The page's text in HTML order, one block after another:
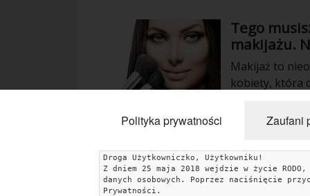
Tego
makijażu.
Makijaż to
kobiety, która
ważne co
wybrać, aby
względem?
KATEGORIE
Polityka prywatności Zaufani
Droga Użytkowniczko, Użytkowniku!
Z dniem 25 maja 2018 wejdzie w życie
danych osobowych. Poprzez naciśnięcie
Prywatności.